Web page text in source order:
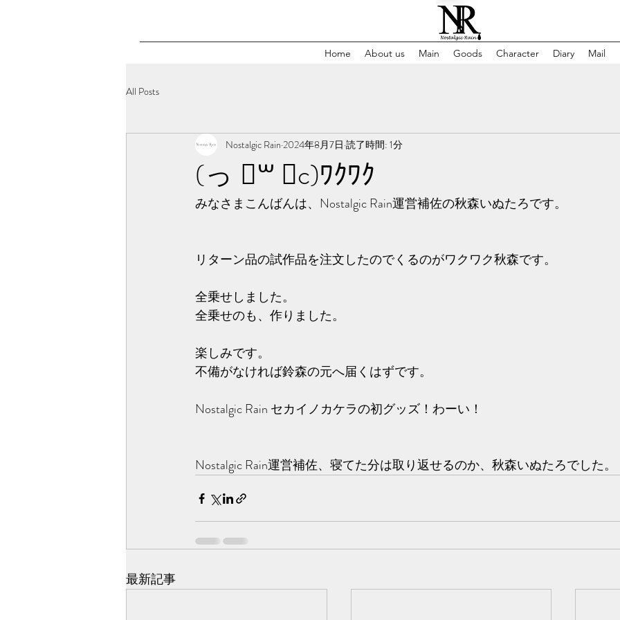
Home About us Main Goods Character Diary Mail
All Posts
(っ ॑꒳ ॑c)ﾜｸﾜｸ
Nostalgic Rain 2024年8月7日 読了時間: 1分
みなさまこんばんは、Nostalgic Rain運営補佐の秋森いぬたろです。
リターン品の試作品を注文したのでくるのがワクワク秋森です。
全乗せしました。
全乗せのも、作りました。
楽しみです。
不備がなければ鈴森の元へ届くはずです。
Nostalgic Rain セカイノカケラの初グッズ！わーい！
Nostalgic Rain運営補佐、寝てた分は取り返せるのか、秋森いぬたろでした。
最新記事